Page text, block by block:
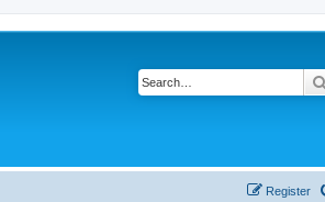
Register